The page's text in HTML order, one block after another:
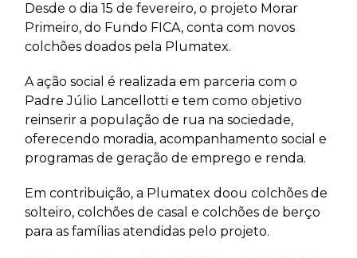
Desde o dia 15 de fevereiro, o projeto Morar
Primeiro, do Fundo FICA, conta com novos
colchões doados pela Plumatex.
A ação social é realizada em parceria com o
Padre Júlio Lancellotti e tem como objetivo
reinserir a população de rua na sociedade,
oferecendo moradia, acompanhamento social e
programas de geração de emprego e renda.
Em contribuição, a Plumatex doou colchões de
solteiro, colchões de casal e colchões de berço
para as famílias atendidas pelo projeto.